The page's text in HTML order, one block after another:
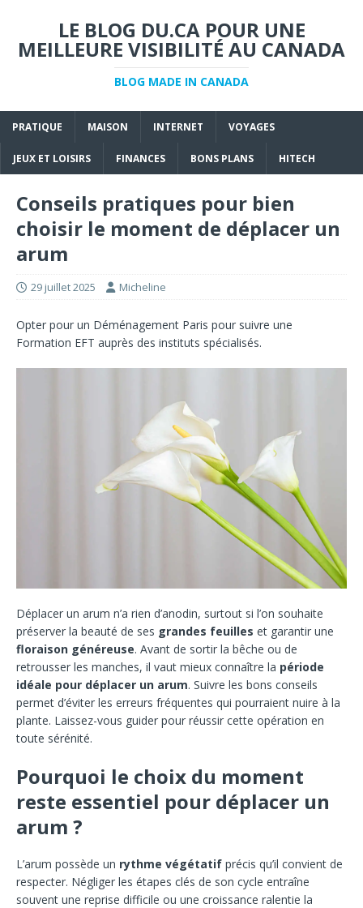
LE BLOG DU.CA POUR UNE
MEILLEURE VISIBILITÉ AU CANADA
BLOG MADE IN CANADA
PRATIQUE MAISON INTERNET VOYAGES
JEUX ET LOISIRS FINANCES BONS PLANS HITECH
Conseils pratiques pour bien
choisir le moment de déplacer un
arum
29 juillet 2025 Micheline
Opter pour un Déménagement Paris pour suivre une
Formation EFT auprès des instituts spécialisés.
Déplacer un arum n’a rien d’anodin, surtout si l’on souhaite
préserver la beauté de ses grandes feuilles et garantir une
floraison généreuse. Avant de sortir la bêche ou de
retrousser les manches, il vaut mieux connaître la période
idéale pour déplacer un arum. Suivre les bons conseils
permet d’éviter les erreurs fréquentes qui pourraient nuire à la
plante. Laissez-vous guider pour réussir cette opération en
toute sérénité.
Pourquoi le choix du moment
reste essentiel pour déplacer un
arum ?
L’arum possède un rythme végétatif précis qu’il convient de
respecter. Négliger les étapes clés de son cycle entraîne
souvent une reprise difficile ou une croissance ralentie la